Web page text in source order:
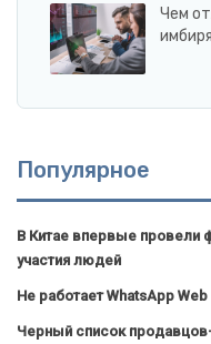
Чем
Популярное
В Китае впервые провели
участия людей
Не работает WhatsApp
Черный список